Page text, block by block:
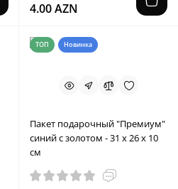
4.00 AZN
ТОП Новинка
Пакет подарочный "Премиум"
синий с золотом - 31 х 26 х 10
см